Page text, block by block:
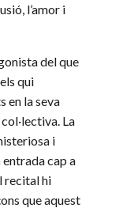
l’amor i
del que
qui
en la seva
La
i
cap a
recital hi
que aquest